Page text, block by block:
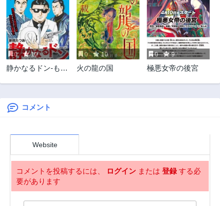
第10.3話
7ヶ月前
第10.2話
8ヶ月前
第10.1話
9ヶ月前
第9.3話
9ヶ月前
第9.2話
10ヶ月前
第9.1話
第8.3話 第8.2話
第8.1話
第7.2話
第6.3話
1年前
第6.2話
1年前
第6.1話
0 10
静かなるドン-もう
0 10
火の龍の国
0 9
極悪女帝の後宮
コメント
Website
コメントを投稿するには、 ログイン または 登録する必
要があります